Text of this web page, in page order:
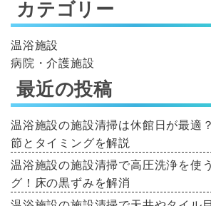
カテゴリー
温浴施設
病院・介護施設
最近の投稿
温浴施設の施設清掃は休館日が最適
節とタイミングを解説
温浴施設の施設清掃で高圧洗浄を使
グ！床の黒ずみを解消